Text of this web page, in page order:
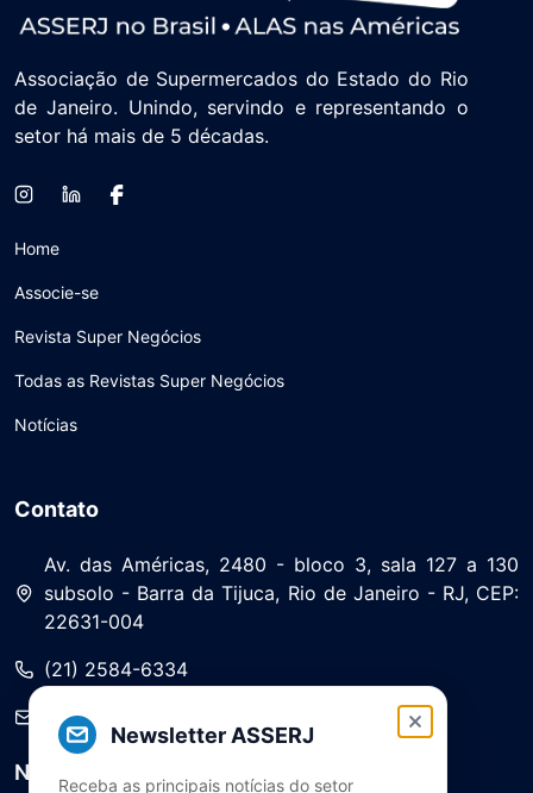
Newsletter ASSERJ
Receba as principais notícias do setor
Associação de Supermercados do Estado do Rio
de Janeiro. Unindo, servindo e representando o
setor há mais de 5 décadas.
Home
Associe-se
Revista Super Negócios
Todas as Revistas Super Negócios
Notícias
Contato
Av. das Américas, 2480 - bloco 3, sala 127 a 130
subsolo - Barra da Tijuca, Rio de Janeiro - RJ, CEP:
22631-004
(21) 2584-6334
saa@asserj.com.br
Newsletter